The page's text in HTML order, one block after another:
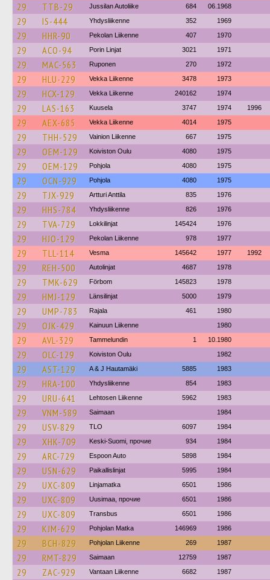
29 TTB-29 Jussilan Autoliike 684 06.1968
29 IS-444 Yhdysliikenne 352 1969
29 HHR-90 Pekolan Liikenne 407 1970
29 ACO-94 Porin Linjat 3021 1971
29 MAC-563 Ruponen 270 1972
29 HLU-229 Vekka Liikenne 3478 1973
29 HCX-129 Vekka Liikenne 240162 1974
29 LAS-163 Kuusela 3747 1974 1996
29 AEX-685 Vekka Liikenne 4014 1975
29 THH-529 Vainion Liikenne 667 1975
29 OEM-129 Koiviston Oulu 4080 1975
29 OEM-129 Pohjola 4080 1975
29 OCN-929 Pohjola 4080 1975
29 TJX-929 Artturi Anttila 835 1976
29 HHS-784 Yhdysliikenne 826 1976
29 TVA-729 Lokkilinjat 145424 1976
29 HJO-129 Pekolan Liikenne 978 1977
29 TLL-114 Vesma 145642 1977 1992
29 REH-500 Autolinjat 4687 1978
29 TMK-629 Förbom 145823 1978
29 HMJ-129 Länsilinjat 5000 1979
29 UMP-783 Rajala 461 1980
29 OJK-429 Kainuun Liikenne 1980
29 AVL-329 Tammelundin 1 10.1980
29 OLC-129 Koiviston Oulu 1982
29 AST-129 A & J Hautamäki 5885 1983
29 HRA-100 Yhdysliikenne 854 1983
29 URU-641 Lehtosen Liikenne 5962 1983
29 VNM-589 Saimaan 1984
29 USV-829 TLO 6097 1984
29 XHK-709 Keski-Suomi, прочие 934 1984
29 ARC-729 Espoon Auto 5898 1984
29 USN-629 Paikallislinjat 5995 1984
29 UXC-809 Linjamatka 6501 1986
29 UXC-809 Uusimaa, прочие 6501 1986
29 UXC-809 Transbus 6501 1986
29 KJM-629 Pohjolan Matka 146969 1986
29 BCH-829 Pohjolan Liikenne 269 1987
29 RMT-829 Saimaan 12759 1987
29 ZAC-929 Vantaan Liikenne 6682 1987